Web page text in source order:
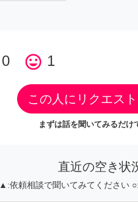
0 tag_faces 1
この人にリクエス
まずは話を聞いてみるだけ
直近の空き状
▲:依頼相談で聞いてみてください ○: